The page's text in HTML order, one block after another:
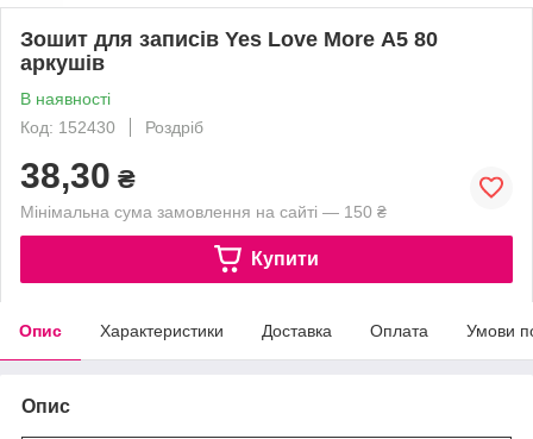
Зошит для записів Yes Love More А5 80
аркушів
В наявності
Код: 152430
Роздріб
38,30 ₴
Мінімальна сума замовлення на сайті — 150 ₴
Купити
Опис Характеристики Доставка Оплата Умови
Опис